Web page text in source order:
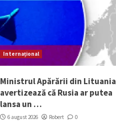
Internațional
Ministrul Apărării din Lituania
avertizează că Rusia ar putea
lansa un …
6 august 2026 Robert 0